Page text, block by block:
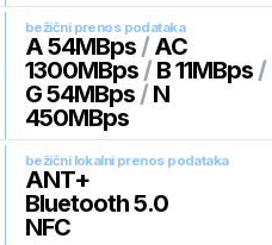
bežični prenos podataka
A 54MBps / AC
1300MBps / B 11MBps /
G 54MBps / N
450MBps
bežični lokalni prenos podataka
ANT+
Bluetooth 5.0
NFC